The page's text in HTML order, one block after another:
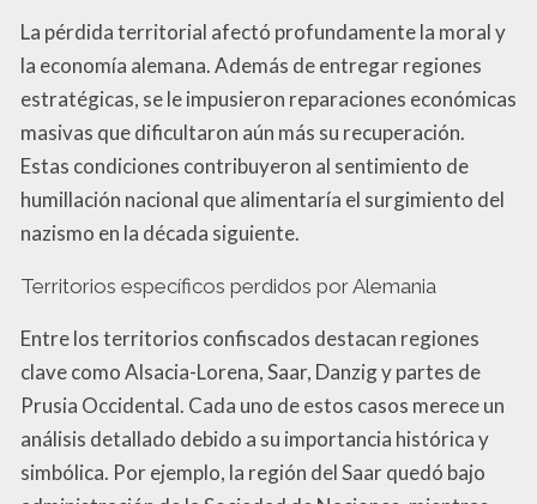
La pérdida territorial afectó profundamente la moral y
la economía alemana. Además de entregar regiones
estratégicas, se le impusieron reparaciones económicas
masivas que dificultaron aún más su recuperación.
Estas condiciones contribuyeron al sentimiento de
humillación nacional que alimentaría el surgimiento del
nazismo en la década siguiente.
Territorios específicos perdidos por Alemania
Entre los territorios confiscados destacan regiones
clave como Alsacia-Lorena, Saar, Danzig y partes de
Prusia Occidental. Cada uno de estos casos merece un
análisis detallado debido a su importancia histórica y
simbólica. Por ejemplo, la región del Saar quedó bajo